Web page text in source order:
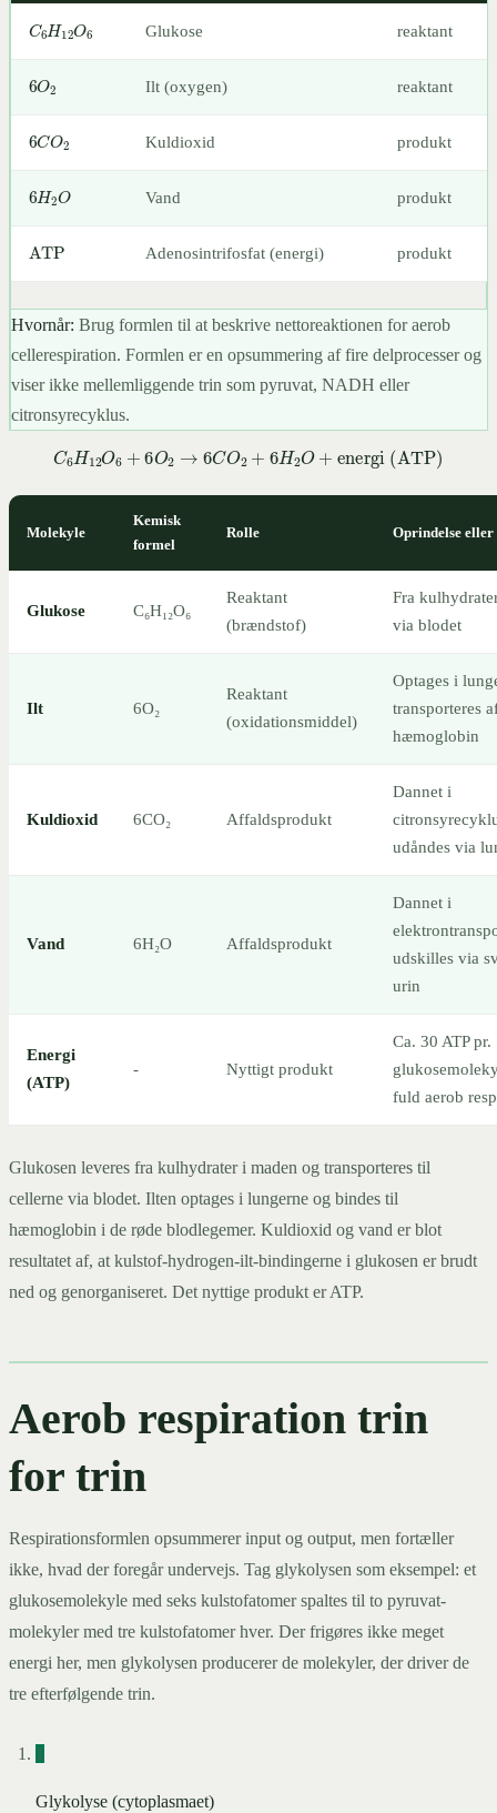
C6H 12
Glukose reaktant
6 O
Ilt (oxygen) reaktant
6 C O
Kuldioxid produkt
6H O
Vand produkt
ATP
Adenosintrifosfat (energi) produkt
Hvornår: Brug formlen til at beskrive nettoreaktionen for aerob
cellerespiration. Formlen er en opsummering af fire delprocesser og
viser ikke mellemliggende trin som pyruvat, NADH eller
citronsyrecyklus.
C6H12O6+6O2→6CO2+6H2O+energi (ATP)
Molekyle
Kemisk
formel
Rolle Oprindelse eller
Glukose C₆H₁₂O₆
Reaktant
(brændstof)
Fra
via blodet
Ilt 6O₂
Reaktant
(oxidationsmiddel)
Optages i
transporteres
hæmoglobin
Kuldioxid 6CO₂ Affaldsprodukt
Dannet i
udåndes via
Vand 6H₂O Affaldsprodukt
Dannet i
udskilles via
urin
Energi
(ATP)
- Nyttigt produkt
Ca. 30 ATP pr.
fuld aerob
Glukosen leveres fra kulhydrater i maden og transporteres til
cellerne via blodet. Ilten optages i lungerne og bindes til
hæmoglobin i de røde blodlegemer. Kuldioxid og vand er blot
resultatet af, at kulstof-hydrogen-ilt-bindingerne i glukosen er brudt
ned og genorganiseret. Det nyttige produkt er ATP.
Aerob respiration trin
for trin
Respirationsformlen opsummerer input og output, men fortæller
ikke, hvad der foregår undervejs. Tag glykolysen som eksempel: et
glukosemolekyle med seks kulstofatomer spaltes til to pyruvat-
molekyler med tre kulstofatomer hver. Der frigøres ikke meget
energi her, men glykolysen producerer de molekyler, der driver de
tre efterfølgende trin.
1
Glykolyse (cytoplasmaet)